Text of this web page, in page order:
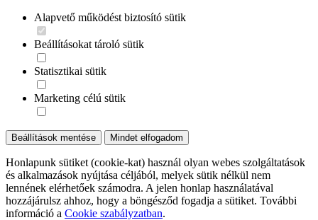
Alapvető működést biztosító sütik
Beállításokat tároló sütik
Statisztikai sütik
Marketing célú sütik
Beállítások mentése Mindet elfogadom
Honlapunk sütiket (cookie-kat) használ olyan webes szolgáltatások
és alkalmazások nyújtása céljából, melyek sütik nélkül nem
lennének elérhetőek számodra. A jelen honlap használatával
hozzájárulsz ahhoz, hogy a böngésződ fogadja a sütiket. További
információ a Cookie szabályzatban.